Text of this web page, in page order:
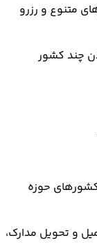
تورهای متنوع و رزرو
چند کشور
حوزه
و تحویل مدارک،